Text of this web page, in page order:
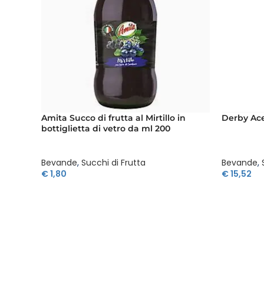
Amita Succo di frutta al Mirtillo in
bottiglietta di vetro da ml 200
Bevande, Succhi di Frutta
€1,80
Derby
Bevande,
€15,52